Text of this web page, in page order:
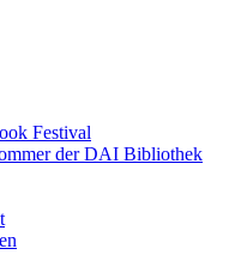
Festival
der DAI Bibliothek